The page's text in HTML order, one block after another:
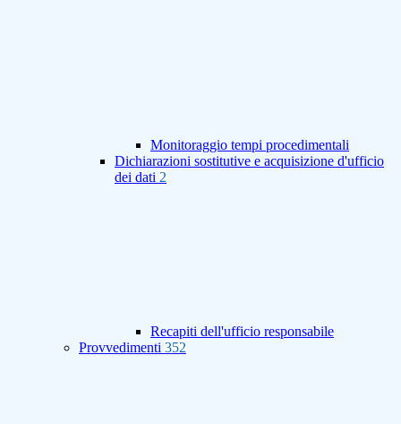
Monitoraggio tempi procedimentali
Dichiarazioni sostitutive e acquisizione d'ufficio
dei dati 2
Recapiti dell'ufficio responsabile
Provvedimenti 352